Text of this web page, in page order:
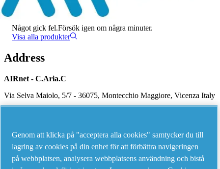
Det har uppstått ett fel
Något gick fel.Försök igen om några minuter.
Visa alla produkter
Address
AIRnet - C.Aria.C
Via Selva Maiolo, 5/7 - 36075, Montecchio Maggiore, Vicenza Italy
Piping Systems - click to see details
Genom att klicka på "acceptera alla cookies" samtycker du till
lagring av cookies på din enhet för att förbättra navigeringen
på webbplatsen, analysera webbplatsens användning och bistå